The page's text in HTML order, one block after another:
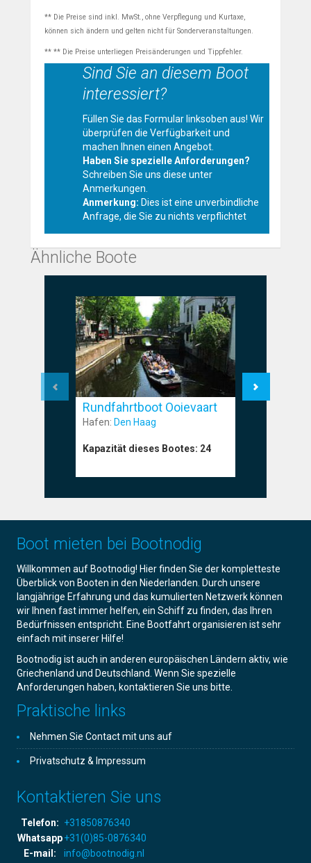
** Die Preise sind inkl. MwSt., ohne Verpflegung und Kurtaxe,
können sich ändern und gelten nicht für Sonderveranstaltungen.
** ** Die Preise unterliegen Preisänderungen und Tippfehler.
Sind Sie an diesem Boot
interessiert?
Füllen Sie das Formular linksoben aus! Wir
überprüfen die Verfügbarkeit und
machen Ihnen einen Angebot.
Haben Sie spezielle Anforderungen?
Schreiben Sie uns diese unter
Anmerkungen.
Anmerkung: Dies ist eine unverbindliche
Anfrage, die Sie zu nichts verpflichtet
Ähnliche Boote
Rundfahrtboot Ooievaart
Hafen: Den Haag
Kapazität dieses Bootes: 24
Boot mieten bei Bootnodig
Willkommen auf Bootnodig! Hier finden Sie der kompletteste
Überblick von Booten in den Niederlanden. Durch unsere
langjährige Erfahrung und das kumulierten Netzwerk können
wir Ihnen fast immer helfen, ein Schiff zu finden, das Ihren
Bedürfnissen entspricht. Eine Bootfahrt organisieren ist sehr
einfach mit inserer Hilfe!
Bootnodig ist auch in anderen europäischen Ländern aktiv, wie
Griechenland und Deutschland. Wenn Sie spezielle
Anforderungen haben, kontaktieren Sie uns bitte.
Praktische links
Nehmen Sie Contact mit uns auf
Privatschutz & Impressum
Kontaktieren Sie uns
Telefon: +31850876340
Whatsapp+31(0)85-0876340
E-mail:
info@bootnodig.nl